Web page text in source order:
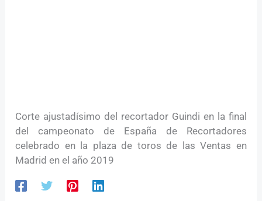
Corte ajustadísimo del recortador Guindi en la final
del campeonato de España de Recortadores
celebrado en la plaza de toros de las Ventas en
Madrid en el año 2019